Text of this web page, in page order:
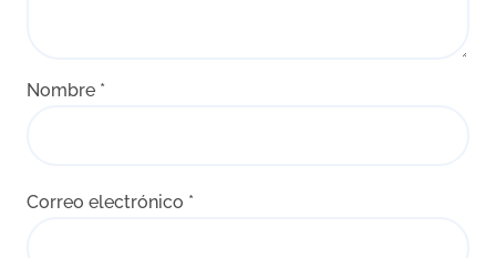
Nombre *
Correo electrónico *